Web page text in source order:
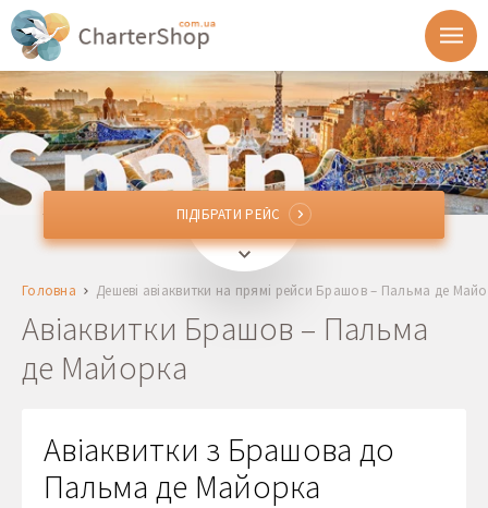
GHVБрашов, Румунія
Куди
Відправлення
1 + 0 + 0
ПІДІБРАТИ РЕЙС
ПІДІБРАТИ РЕЙС
Головна Дешеві авіаквитки на прямі рейси Брашов – Пальма де
Авіаквитки Брашов – Пальма
де Майорка
Авіаквитки з Брашова до
Пальма де Майорка